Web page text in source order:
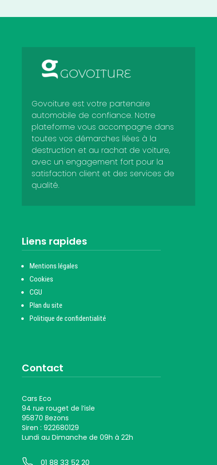
Govoiture est votre partenaire
automobile de confiance. Notre
plateforme vous accompagne dans
toutes vos démarches liées à la
destruction et au rachat de voiture,
avec un engagement fort pour la
satisfaction client et des services de
qualité.
Liens rapides
Mentions légales
Cookies
CGU
Plan du site
Politique de confidentialité
Contact
Cars Eco
94 rue rouget de l’isle
95870 Bezons
Siren : 922680129
Lundi au Dimanche de 09h à 22h
01 88 33 52 20